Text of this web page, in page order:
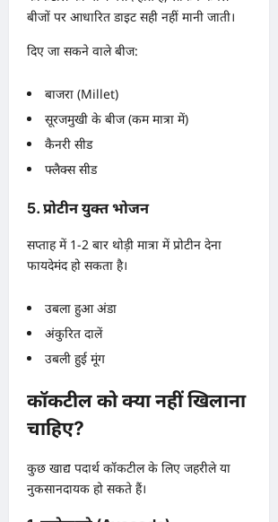
बीजों पर आधारित डाइट सही नहीं मानी जाती।
दिए जा सकने वाले बीज:
बाजरा (Millet)
सूरजमुखी के बीज (कम मात्रा में)
कैनरी सीड
फ्लैक्स सीड
5. प्रोटीन युक्त भोजन
सप्ताह में 1-2 बार थोड़ी मात्रा में प्रोटीन देना
फायदेमंद हो सकता है।
उबला हुआ अंडा
अंकुरित दालें
उबली हुई मूंग
कॉकटील को क्या नहीं खिलाना
चाहिए?
कुछ खाद्य पदार्थ कॉकटील के लिए जहरीले या
नुकसानदायक हो सकते हैं।